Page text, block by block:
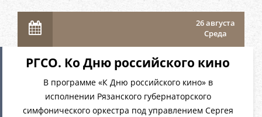
26 августа
Среда
РГСО. Ко Дню российского кино
В программе «К Дню российского кино» в
исполнении Рязанского губернаторского
симфонического оркестра под управлением Сергея